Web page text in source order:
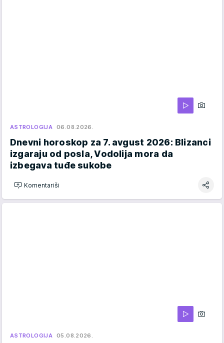
ASTROLOGIJA 06.08.2026.
Dnevni horoskop za 7. avgust 2026: Blizanci
izgaraju od posla, Vodolija mora da
izbegava tuđe sukobe
Komentariši
ASTROLOGIJA 05.08.2026.